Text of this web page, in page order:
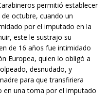
permitió establecer
octubre, cuando un
por el imputado en la
este le sustrajo su
de 16 años fue intimidado
Europea, quien lo obligó a
desnudado, y
para que transfiriera
en una toma por el imputado